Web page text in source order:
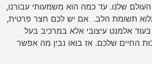
שלנו. עד כמה הוא משמעותי עבורנו,
תשומת הלב. אם יש לכם חצר פרטית,
אלמנט עיצובי אלא במרכיב בעל
החיים שלכם. אז בואו נבין מה אפשר